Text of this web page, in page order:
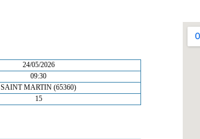
24/05/2026
09:30
SAINT MARTIN (65360)
15